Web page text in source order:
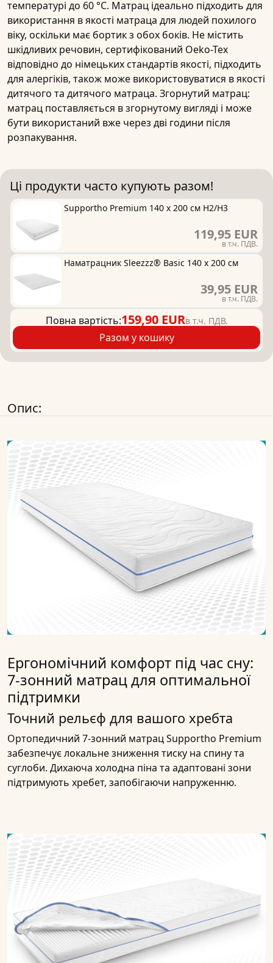
температурі до 60 °C. Матрац ідеально підходить для
використання в якості матраца для людей похилого
віку, оскільки має бортик з обох боків. Не містить
шкідливих речовин, сертифікований Oeko-Tex
відповідно до німецьких стандартів якості, підходить
для алергіків, також може використовуватися в якості
дитячого та дитячого матраца. Згорнутий матрац:
матрац поставляється в згорнутому вигляді і може
бути використаний вже через дві години після
розпакування.
Ці продукти часто купують разом!
Supportho Premium 140 x 200 см H2/H3
119,95 EUR
в т.ч. ПДВ.
Наматрацник Sleezzz® Basic 140 x 200 см
39,95 EUR
в т.ч. ПДВ.
Повна вартість:159,90 EURв т.ч. ПДВ.
Разом у кошику
Опис:
Ергономічний комфорт під час сну:
7-зонний матрац для оптимальної
підтримки
Точний рельєф для вашого хребта
Ортопедичний 7-зонний матрац Supportho Premium
забезпечує локальне зниження тиску на спину та
суглоби. Дихаюча холодна піна та адаптовані зони
підтримують хребет, запобігаючи напруженню.